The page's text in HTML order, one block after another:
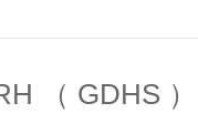
（ GDHS ）